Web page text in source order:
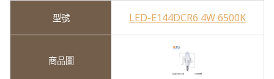
LED-E144DCR6 4W 6500K